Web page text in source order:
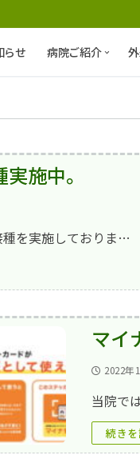
らせ 病院ご紹介
要・沿革
ロア案内
通アクセス
意見箱
来top
科
科
形外科
院top
療療養病棟
復期リハビリテーショ
室
部
宅事業部top
施中。
を実施しておりま…
マイ
2022年
当院で
続き